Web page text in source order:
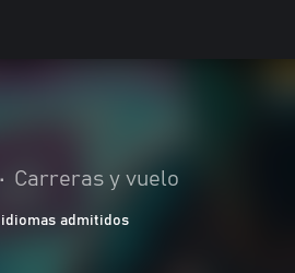
• Carreras y vuelo
idiomas admitidos